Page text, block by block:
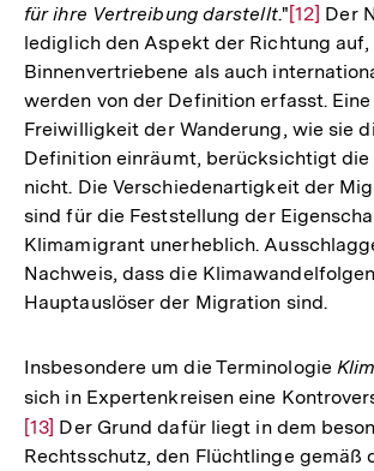
für ihre Vertreibung darstellt."Zur
der
Fußnote
[12] Der
lediglich den Aspekt der Richtung auf,
Binnenvertriebene als auch
werden von der Definition erfasst.
Freiwilligkeit der Wanderung, wie sie
Definition einräumt, berücksichtigt
nicht. Die Verschiedenartigkeit der
sind für die Feststellung der
Klimamigrant unerheblich.
Nachweis, dass die
Hauptauslöser der Migration sind.
Insbesondere um die Terminologie
sich in Expertenkreisen eine
[13] Der Grund dafür liegt in dem
Rechtsschutz, den Flüchtlinge gemäß